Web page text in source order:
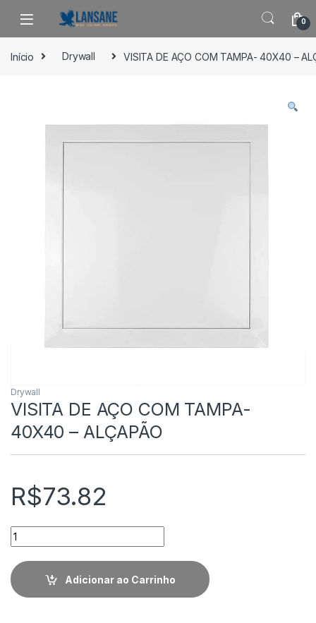
Saltar para navegação
Pular para o conteúdo
0
Início Drywall VISITA DE AÇO COM TAMPA- 40X40 –
Drywall
VISITA DE AÇO COM TAMPA-
40X40 – ALÇAPÃO
R$73.82
Quantidade
Adicionar ao Carrinho